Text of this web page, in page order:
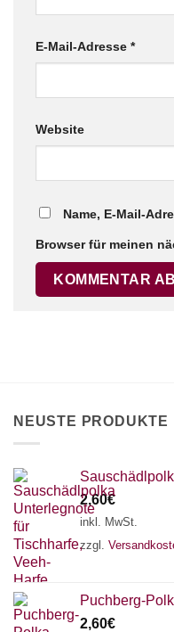
E-Mail-Adresse *
Website
Name, E-Mail-
Browser für meinen
NEUSTE PRODUKTE
2,60€
inkl. MwSt.
zzgl.
Puchberg-
2,60€